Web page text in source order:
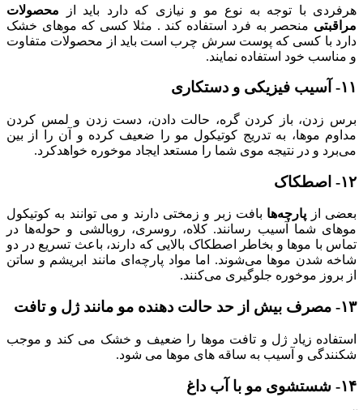
هرفردی با توجه به نوع مو و نیازی که دارد باید از محصولات
مراقبتی منحصر به فرد استفاده کند . مثلا کسی که موهای خشک
دارد با کسی که پوست سرش چرب است باید از محصولات متفاوت
و مناسب خود استفاده نمایند.
۱۱- آسیب فیزیکی و دستکاری
برس زدن، باز کردن گره‌، حالت دادن، دست زدن و لمس کردن
مداوم موها، به تدریج کوتیکول مو را ضعیف کرده و آن را از بین
می‌برد و در نتیجه موی شما را مستعد ایجاد موخوره خواهدکرد.
۱۲- اصطکاک
بعضی از پارچه‌ها بافت زبر و زمختی دارند و می توانند به کوتیکول
موهای شما آسیب رسانند. کلاه‌، روسری، روبالشی‌ و حوله‌ها در
تماس با موها و بخاطر اصطکاک بالایی که دارند، باعث تسریع در دو
شاخه شدن موها می‌شوند. اما مواد پارچه‌ای مانند ابریشم و ساتن
از بروز موخوره جلوگیری می‌کنند.
۱۳- مصرف بیش از حد حالت دهنده مو مانند ژل و تافت
استفاده زیاد ژل و تافت موها را ضعیف و خشک می کند و موجب
شکنندگی و آسیب به ساقه های موها می شود.
۱۴- شستشوی مو با آب داغ